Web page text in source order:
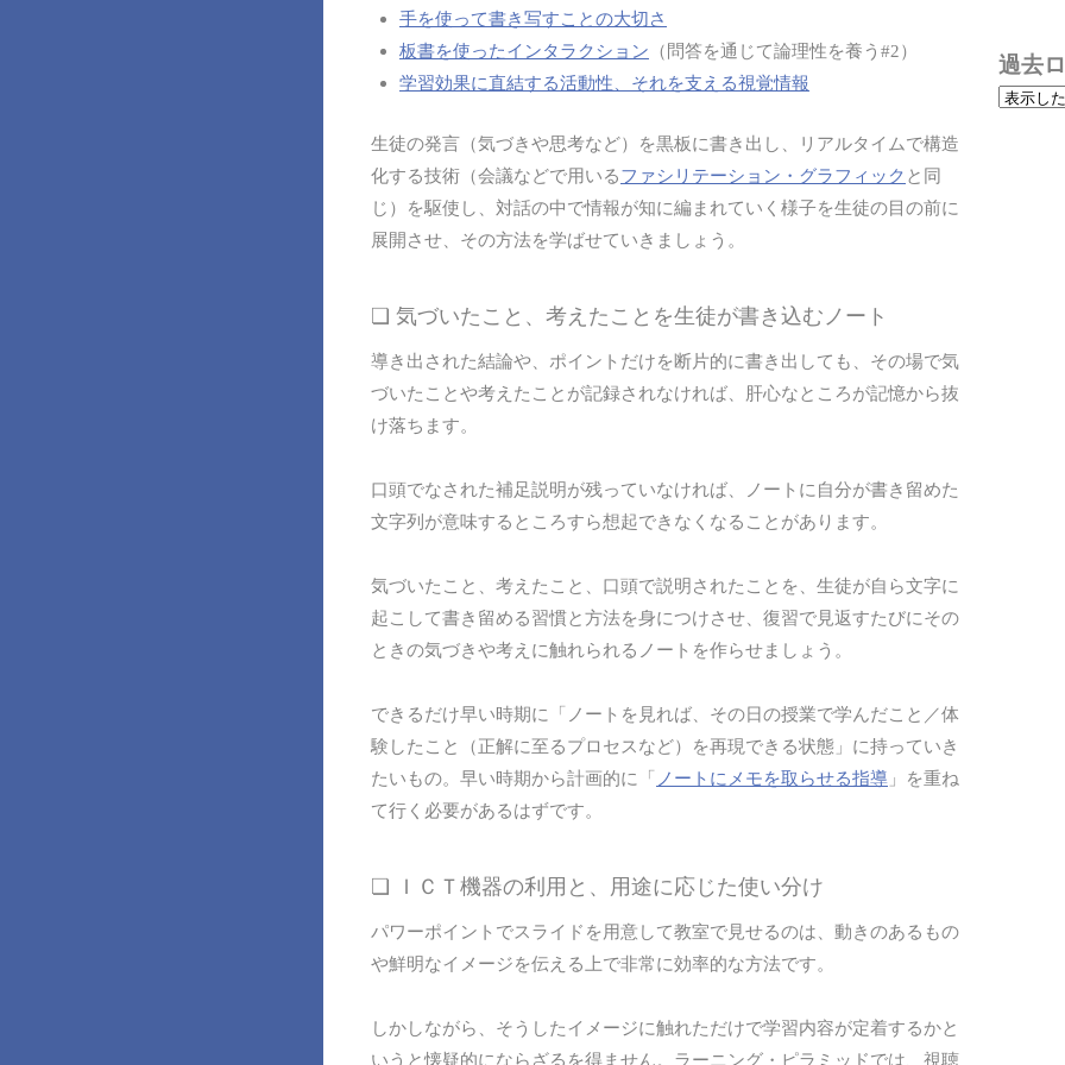
手を使って書き写すことの大切さ
板書を使ったインタラクション （問答を通じて論理性を養う#2）
学習効果に直結する活動性、それを支える視覚情報
生徒の発言（気づきや思考など）を黒板に書き出し、リアルタイムで構造
化する技術（会議などで用いるファシリテーション・グラフィック と同
じ）を駆使し、対話の中で情報が知に編まれていく様子を生徒の目の前に
展開させ、その方法を学ばせていきましょう。
❏ 気づいたこと、考えたことを生徒が書き込むノート
導き出された結論や、ポイントだけを断片的に書き出しても、その場で気
づいたことや考えたことが記録されなければ、肝心なところが記憶から抜
け落ちます。
口頭でなされた補足説明が残っていなければ、ノートに自分が書き留めた
文字列が意味するところすら想起できなくなることがあります。
気づいたこと、考えたこと、口頭で説明されたことを、生徒が自ら文字に
起こして書き留める習慣と方法を身につけさせ、復習で見返すたびにその
ときの気づきや考えに触れられるノートを作らせましょう。
できるだけ早い時期に「ノートを見れば、その日の授業で学んだこと／体
験したこと（正解に至るプロセスなど）を再現できる状態」に持っていき
たいもの。早い時期から計画的に「 ノートにメモを取らせる指導 」を重ね
て行く必要があるはずです。
❏ ＩＣＴ機器の利用と、用途に応じた使い分け
パワーポイントでスライドを用意して教室で見せるのは、動きのあるもの
や鮮明なイメージを伝える上で非常に効率的な方法です。
しかしながら、そうしたイメージに触れただけで学習内容が定着するかと
いうと懐疑的にならざるを得ません。ラーニング・ピラミッドでは、視聴
過去